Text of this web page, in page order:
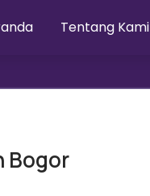
Tentang Kami
Bogor